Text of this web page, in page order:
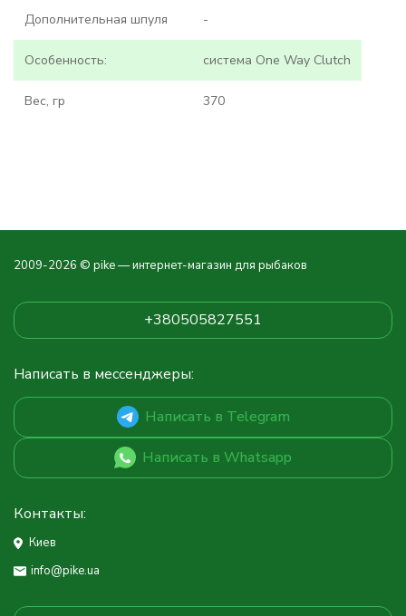
Дополнительная шпуля -
Особенность: система One Way Clutch
Вес, гр 370
2009-2026 © pike — интернет-магазин для рыбаков
+380505827551
Написать в мессенджеры:
Написать в Telegram
Написать в Whatsapp
Контакты:
Киев
info@pike.ua